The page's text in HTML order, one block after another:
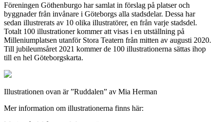
Föreningen Göthenburgo har samlat in förslag på platser och
byggnader från invånare i Göteborgs alla stadsdelar. Dessa har
sedan illustrerats av 10 olika illustratörer, en från varje stadsdel.
Totalt 100 illustrationer kommer att visas i en utställning på
Milleniumplatsen utanför Stora Teatern från mitten av augusti 2020.
Till jubileumsåret 2021 kommer de 100 illustrationerna sättas ihop
till en hel Göteborgskarta.
Illustrationen ovan är ”Ruddalen” av Mia Herman
Mer information om illustrationerna finns här: